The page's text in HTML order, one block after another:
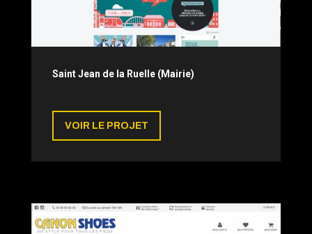
Saint Jean de la Ruelle (Mairie)
VOIR LE PROJET